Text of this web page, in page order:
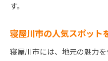
す。
寝屋川市の人気スポット
寝屋川市には、地元の魅力